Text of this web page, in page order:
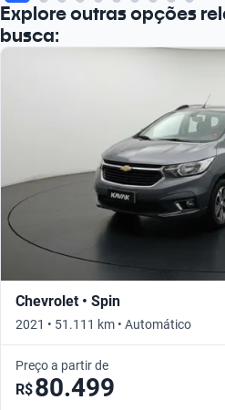
Explore outras opções
busca:
Chevrolet • Spin
2021 • 51.111 km • Automático
Preço a partir de
R$80.499